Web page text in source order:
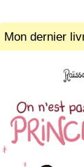
Mon dernier